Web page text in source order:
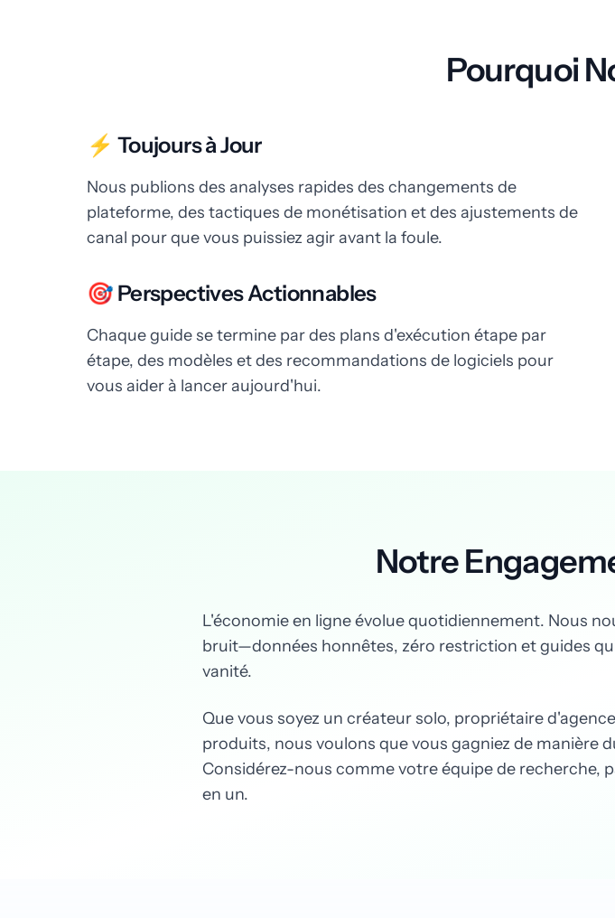
Pourquoi
⚡ Toujours à Jour
Nous publions des analyses rapides des changements de
plateforme, des tactiques de monétisation et des ajustements de
canal pour que vous puissiez agir avant la foule.
🎯 Perspectives Actionnables
Chaque guide se termine par des plans d'exécution étape par
étape, des modèles et des recommandations de logiciels pour
vous aider à lancer aujourd'hui.
Notre
L'économie en ligne évolue quotidiennement. Nous
bruit—données honnêtes, zéro restriction et guides
vanité.
Que vous soyez un créateur solo, propriétaire
produits, nous voulons que vous gagniez de manière
Considérez-nous comme votre équipe de
en un.